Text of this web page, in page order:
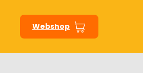
Webshop